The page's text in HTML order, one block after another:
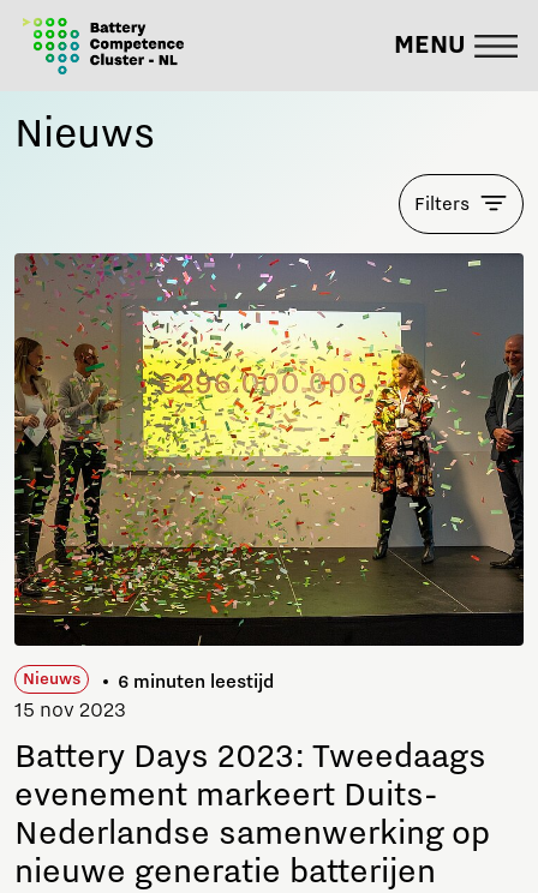
MENU
Nieuws
Filters
Nieuws 6 minuten leestijd
15 nov 2023
Battery Days 2023: Tweedaags
evenement markeert Duits-
Nederlandse samenwerking op
nieuwe generatie batterijen